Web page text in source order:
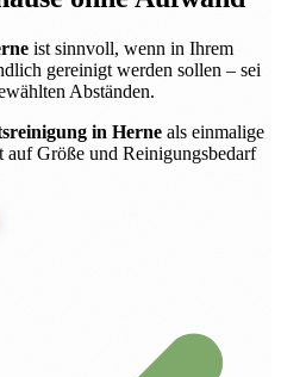
ist sinnvoll, wenn in Ihrem
gereinigt werden sollen – sei
Abständen.
in Herne als einmalige
Größe und Reinigungsbedarf